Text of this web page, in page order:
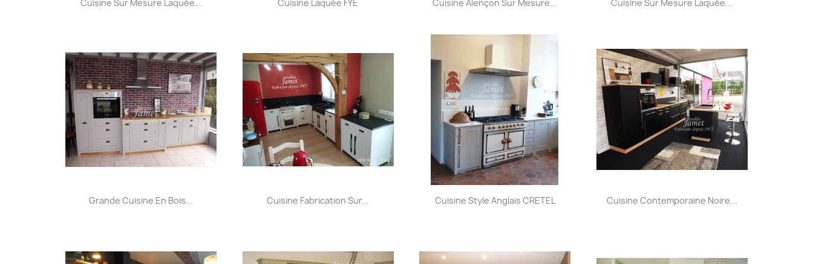
Cuisine Sur Mesure Laquée... Cuisine Laquée FYE Cuisine Alençon Sur Mesure... Cuisine Sur Mesure Laquée...
Aperçu rapide
Grande Cuisine En Bois... Aperçu rapide
Cuisine Fabrication Sur...  Aperçu rapide
Cuisine Style Anglais CRETEL Aperçu rapide
Cuisine Contemporaine Noire...